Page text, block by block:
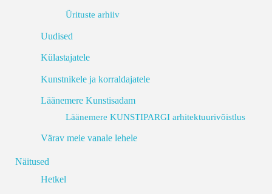
Ürituste arhiiv
Uudised
Külastajatele
Kunstnikele ja korraldajatele
Läänemere Kunstisadam
Läänemere KUNSTIPARGI arhitektuurivõistlus
Värav meie vanale lehele
Näitused
Hetkel